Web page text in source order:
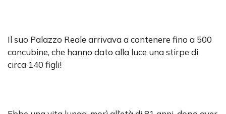
Il suo Palazzo Reale arrivava a contenere fino a 500
concubine, che hanno dato alla luce una stirpe di
circa 140 figli!